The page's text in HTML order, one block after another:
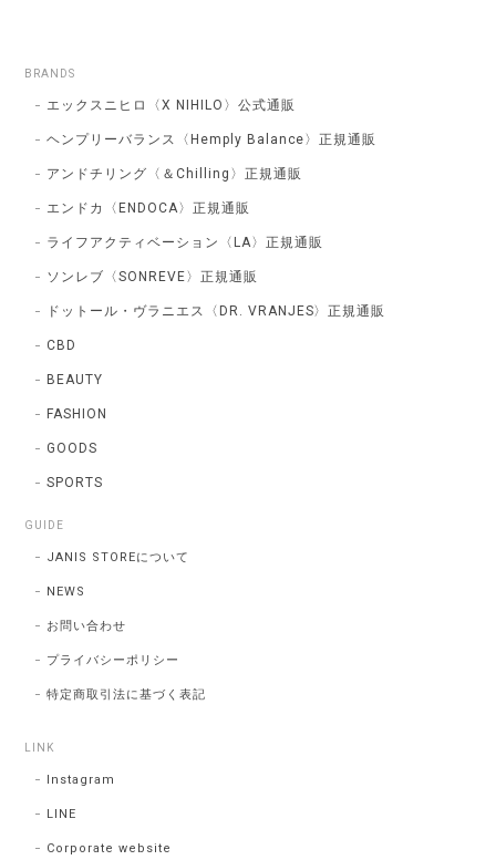
BRANDS
エックスニヒロ〈X NIHILO〉公式通販
ヘンプリーバランス〈Hemply Balance〉正規通販
アンドチリング〈＆Chilling〉正規通販
エンドカ〈ENDOCA〉正規通販
ライフアクティベーション〈LA〉正規通販
ソンレブ〈SONREVE〉正規通販
ドットール・ヴラニエス〈DR. VRANJES〉正規通販
CBD
BEAUTY
FASHION
GOODS
SPORTS
GUIDE
JANIS STOREについて
NEWS
お問い合わせ
プライバシーポリシー
特定商取引法に基づく表記
LINK
Instagram
LINE
Corporate website